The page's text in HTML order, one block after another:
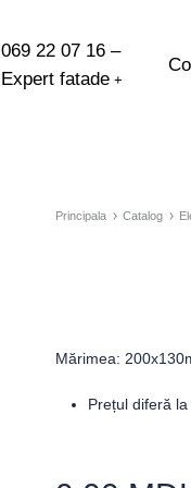
069 22 07 16 –
Expert fatade +
Principala Catalog
Mărimea:
Prețul diferă